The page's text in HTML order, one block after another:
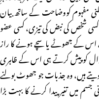
مفہوم کووضاحت کے ساتھ بیان
کسی شخص کی نبض کی تیزی، کسی عضو
اس کے جھوٹے یا سچے ہونے کا راز
کو پیش کرتے ہی اس کے ظاہری
ہیں، وہ جذبات جو جھوٹ بولنے
میں تغیر پیدا کرنے کا بہت بڑا